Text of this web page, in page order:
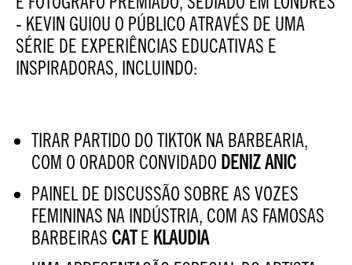
- KEVIN GUIOU O PÚBLICO ATRAVÉS DE UMA
SÉRIE DE EXPERIÊNCIAS EDUCATIVAS E
INSPIRADORAS, INCLUINDO:
TIRAR PARTIDO DO TIKTOK NA BARBEARIA,
COM O ORADOR CONVIDADO DENIZ ANIC
PAINEL DE DISCUSSÃO SOBRE AS VOZES
FEMININAS NA INDÚSTRIA, COM AS FAMOSAS
BARBEIRAS CATE KLAUDIA